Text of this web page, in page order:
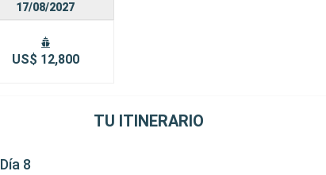
17/08/2027
US$ 12,800
TU ITINERARIO
Día 8